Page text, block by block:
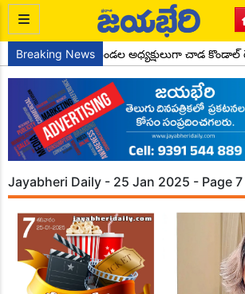
Breaking News
పార్టీ సైదాపూర్ మండల అధ్యక్షులుగా చాడ కొండాల్
Jayabheri Daily - 25 Jan 2025 - Page 7